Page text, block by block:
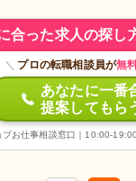
合った求人の探し
＼ プロの転職相談員が無
あなたに一番
提案してもら
ブお仕事相談窓口｜10:00-